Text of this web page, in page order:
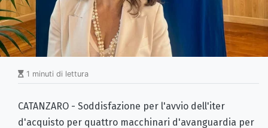
1 minuti di lettura
CATANZARO - Soddisfazione per l'avvio dell'iter
d'acquisto per quattro macchinari d'avanguardia per